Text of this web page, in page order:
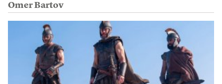
Omer Bartov